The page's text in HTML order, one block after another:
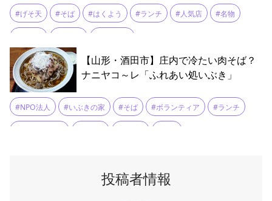
#げそ天 #そば #はくよう #ランチ #人気店 #名物
【山形・酒田市】庄内で冷たい肉そば？
ナニヤコ～レ「ふれあい処いぶき」
#NPO法人 #いぶきの家 #そば #ボランティア #ランチ
投稿者情報